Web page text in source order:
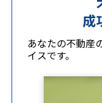
成
あなたの不動産
イスです。